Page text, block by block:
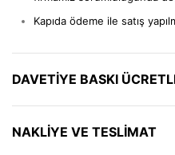
Kapıda ödeme ile satış
DAVETIYE BASKI
NAKLIYE VE TESLIMAT